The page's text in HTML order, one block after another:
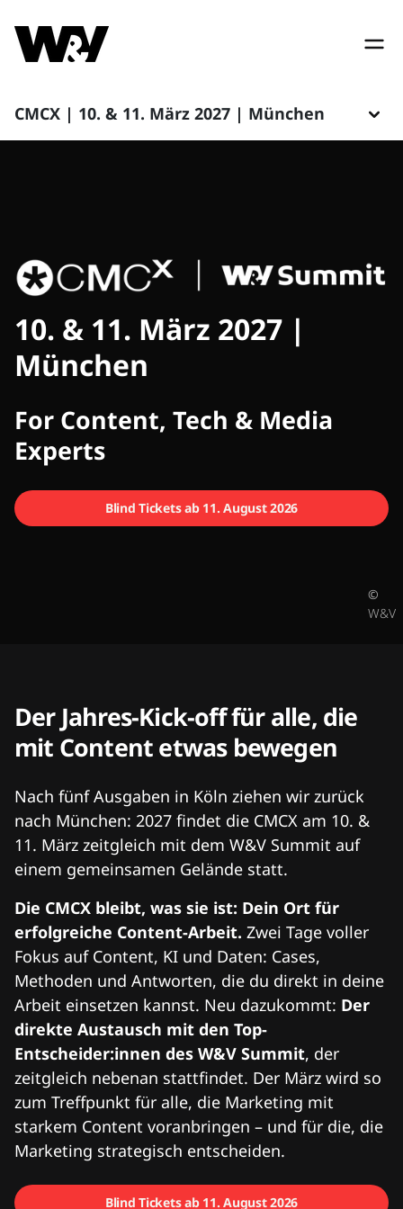
CMCX | 10. & 11. März 2027 | München
CMCX
10. & 11. März 2027 |
München
For Content, Tech & Media
Experts
Blind Tickets ab 11. August 2026
©
W&V
Der Jahres-Kick-off für alle, die
mit Content etwas bewegen
Nach fünf Ausgaben in Köln ziehen wir zurück
nach München: 2027 findet die CMCX am 10. &
11. März zeitgleich mit dem W&V Summit auf
einem gemeinsamen Gelände statt.
Die CMCX bleibt, was sie ist: Dein Ort für
erfolgreiche Content-Arbeit. Zwei Tage voller
Fokus auf Content, KI und Daten: Cases,
Methoden und Antworten, die du direkt in deine
Arbeit einsetzen kannst. Neu dazukommt: Der
direkte Austausch mit den Top-
Entscheider:innen des W&V Summit, der
zeitgleich nebenan stattfindet. Der März wird so
zum Treffpunkt für alle, die Marketing mit
starkem Content voranbringen – und für die, die
Marketing strategisch entscheiden.
Blind Tickets ab 11. August 2026